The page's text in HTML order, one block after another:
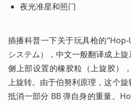
夜光准星和照门
插播科普一下关于玩具枪的
システム），中文一般翻译成上
侧上部设置的橡胶粒（上旋胶）
上旋转。由于伯努利原理，这个
抵消一部分 BB 弹自身的重量。